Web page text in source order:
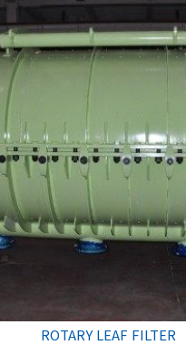
ROTARY LEAF FILTER